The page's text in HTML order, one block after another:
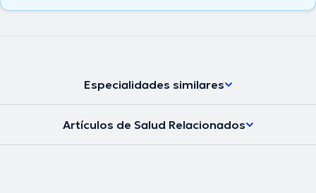
Especialidades similares
Artículos de Salud Relacionados